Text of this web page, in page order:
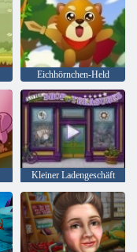
Eichhörnchen-Held
Kleiner Ladengeschäft